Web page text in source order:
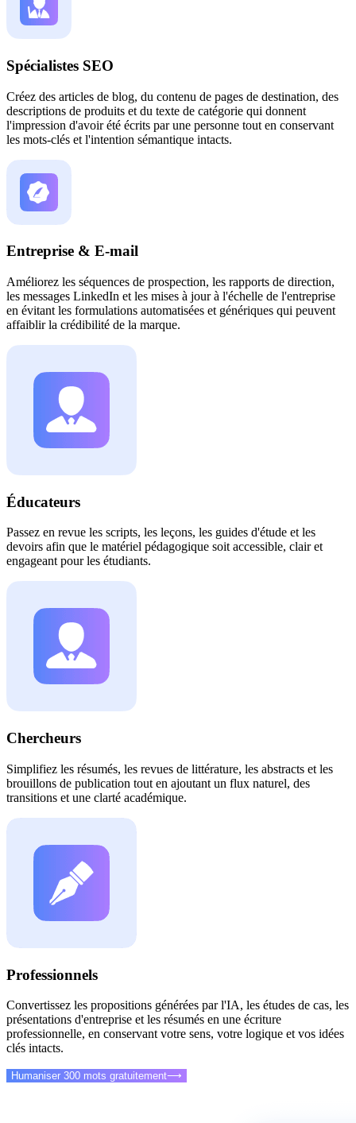
Spécialistes SEO
Créez des articles de blog, du contenu de pages de destination, des
descriptions de produits et du texte de catégorie qui donnent
l'impression d'avoir été écrits par une personne tout en conservant
les mots-clés et l'intention sémantique intacts.
Entreprise & E-mail
Améliorez les séquences de prospection, les rapports de direction,
les messages LinkedIn et les mises à jour à l'échelle de l'entreprise
en évitant les formulations automatisées et génériques qui peuvent
affaiblir la crédibilité de la marque.
Éducateurs
Passez en revue les scripts, les leçons, les guides d'étude et les
devoirs afin que le matériel pédagogique soit accessible, clair et
engageant pour les étudiants.
Chercheurs
Simplifiez les résumés, les revues de littérature, les abstracts et les
brouillons de publication tout en ajoutant un flux naturel, des
transitions et une clarté académique.
Professionnels
Convertissez les propositions générées par l'IA, les études de cas, les
présentations d'entreprise et les résumés en une écriture
professionnelle, en conservant votre sens, votre logique et vos idées
clés intacts.
Humaniser 300 mots gratuitement⟶